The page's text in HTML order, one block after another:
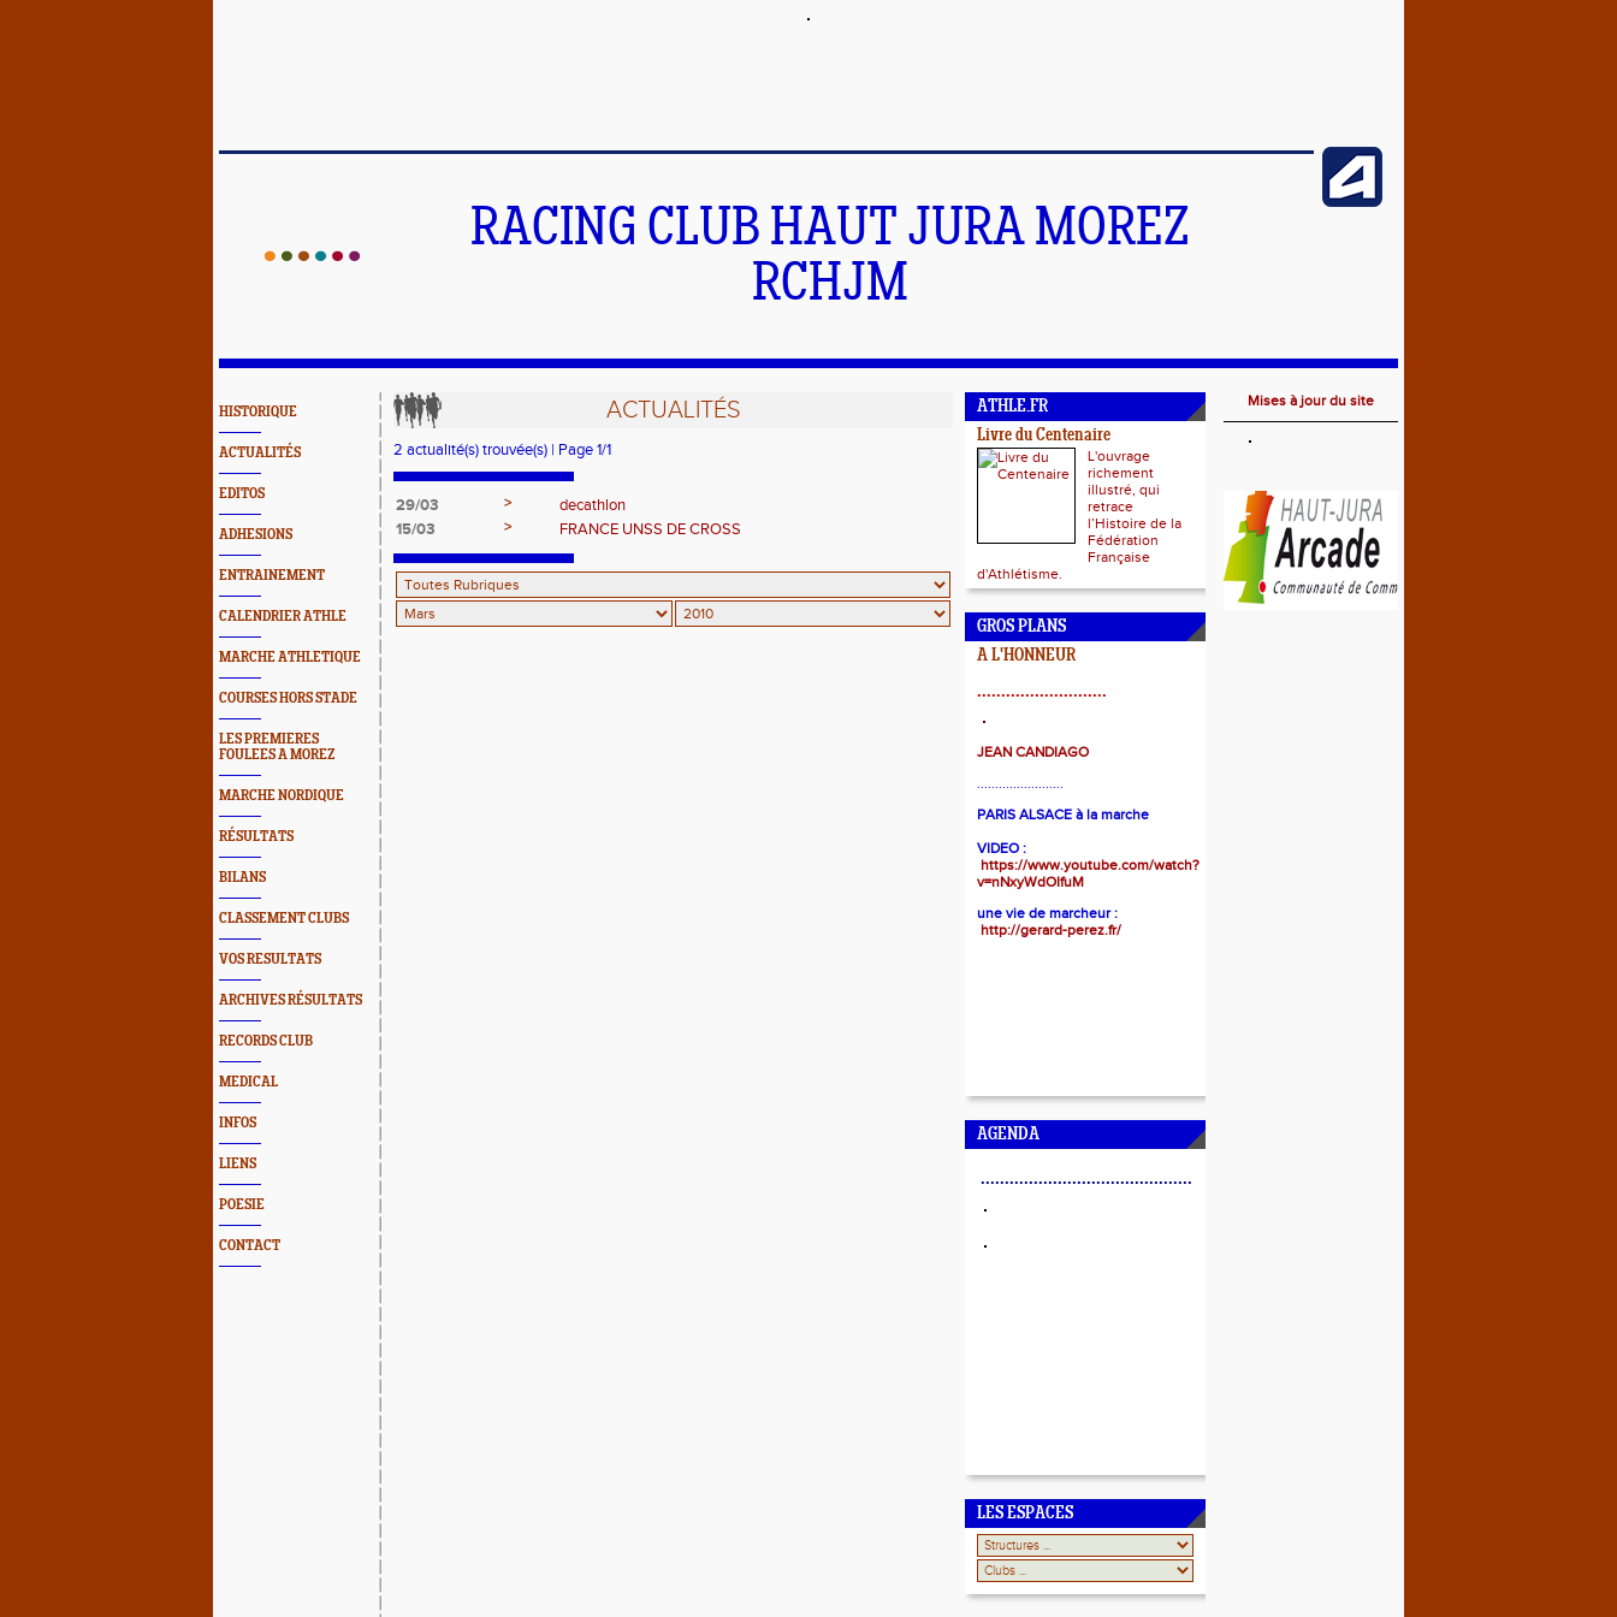
RACING CLUB HAUT JURA MOREZ
RCHJM
HISTORIQUE
ACTUALITÉS
EDITOS
ADHESIONS
ENTRAINEMENT
CALENDRIER ATHLE
MARCHE ATHLETIQUE
COURSES HORS STADE
LES PREMIERES
FOULEES A MOREZ
MARCHE NORDIQUE
RÉSULTATS
BILANS
CLASSEMENT CLUBS
VOS RESULTATS
ARCHIVES RÉSULTATS
RECORDS CLUB
MEDICAL
INFOS
LIENS
POESIE
CONTACT
ACTUALITÉS
2 actualité(s) trouvée(s) | Page 1/1
29/03 >
decathlon
15/03
> FRANCE UNSS DE CROSS
ATHLE.FR
Livre du Centenaire
L'ouvrage
richement
illustré, qui
retrace
l’Histoire de la
Fédération
Française
d'Athlétisme.
GROS PLANS
A L'HONNEUR
...........................
JEAN CANDIAGO
........................
PARIS ALSACE à la marche
VIDEO :
https://www.youtube.com/watch?
v=nNxyWdOIfuM
une vie de marcheur :
http://gerard-perez.fr/
AGENDA
............................................
LES ESPACES
Mises à jour du site